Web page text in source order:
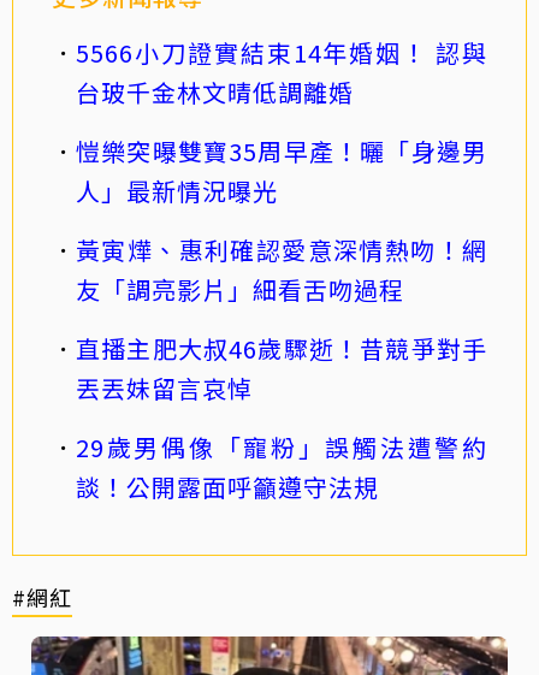
5566小刀證實結束14年婚姻！ 認與
台玻千金林文晴低調離婚
愷樂突曝雙寶35周早產！曬「身邊男
人」最新情況曝光
黃寅燁、惠利確認愛意深情熱吻！網
友「調亮影片」細看舌吻過程
直播主肥大叔46歲驟逝！昔競爭對手
丟丟妹留言哀悼
29歲男偶像「寵粉」誤觸法遭警約
談！公開露面呼籲遵守法規
#網紅